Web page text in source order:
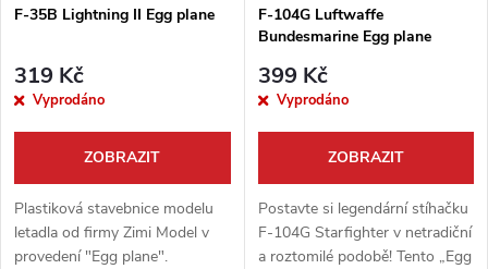
F-35B Lightning II Egg plane
319 Kč
Vyprodáno
ZOBRAZIT
Plastiková stavebnice modelu
letadla od firmy Zimi Model v
provedení "Egg plane".
F-104G Luftwaffe
Bundesmarine Egg plane
399 Kč
Vyprodáno
ZOBRAZIT
Postavte si legendární stíhačku
F-104G Starfighter v netradiční
a roztomilé podobě! Tento „Egg